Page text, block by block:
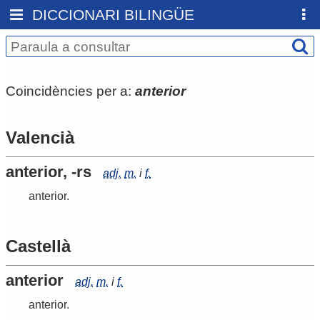
DICCIONARI BILINGÜE
Coincidències per a: anterior
Valencià
anterior, -rs adj. m. i f.
anterior.
Castellà
anterior adj. m. i f.
anterior.